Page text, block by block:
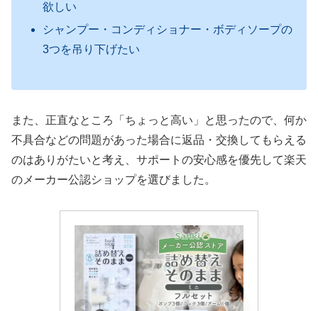
欲しい
シャンプー・コンディショナー・ボディソープの
3つを吊り下げたい
また、正直なところ「ちょっと高い」と思ったので、何か
不具合などの問題があった場合に返品・交換してもらえる
のはありがたいと考え、サポートの安心感を優先して楽天
のメーカー公認ショップを選びました。